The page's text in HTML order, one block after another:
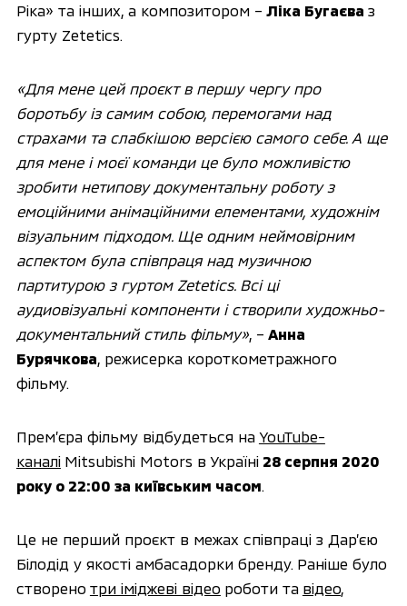
Ріка» та інших, а композитором – Ліка Бугаєва з
гурту Zetetics.
«Для мене цей проєкт в першу чергу про
боротьбу із самим собою, перемогами над
страхами та слабкішою версією самого себе. А ще
для мене і моєї команди це було можливістю
зробити нетипову документальну роботу з
емоційними анімаційними елементами, художнім
візуальним підходом. Ще одним неймовірним
аспектом була співпраця над музичною
партитурою з гуртом Zetetics. Всі ці
аудиовізуальні компоненти і створили художньо-
документальний стиль фільму», – Анна
Бурячкова, режисерка короткометражного
фільму.
Прем’єра фільму відбудеться на YouTube-
каналіMitsubishi Motors в Україні 28 серпня 2020
року о 22:00 за київським часом.
Це не перший проєкт в межах співпраці з Дар’єю
Білодід у якості амбасадорки бренду. Раніше було
створено три іміджеві відео роботи та відео,